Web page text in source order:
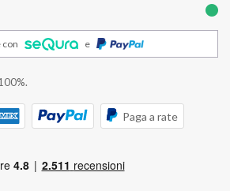
con e
Paga a rate